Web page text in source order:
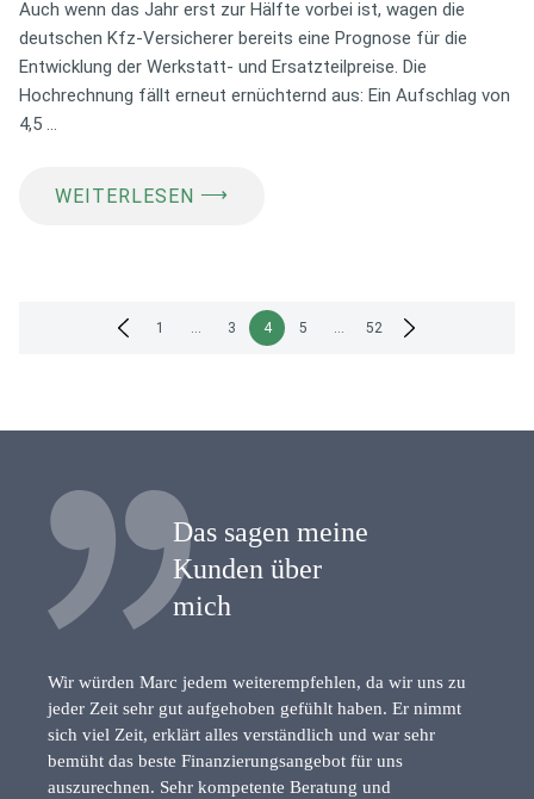
Auch wenn das Jahr erst zur Hälfte vorbei ist, wagen die
deutschen Kfz-Versicherer bereits eine Prognose für die
Entwicklung der Werkstatt- und Ersatzteilpreise. Die
Hochrechnung fällt erneut ernüchternd aus: Ein Aufschlag von
4,5 …
WEITERLESEN ⟶
Seitennummerierung
1 … 3 4 5 … 52
Das sagen meine
Kunden über
mich
Wir würden Marc jedem weiterempfehlen, da wir uns zu
jeder Zeit sehr gut aufgehoben gefühlt haben. Er nimmt
sich viel Zeit, erklärt alles verständlich und war sehr
bemüht das beste Finanzierungsangebot für uns
auszurechnen. Sehr kompetente Beratung und